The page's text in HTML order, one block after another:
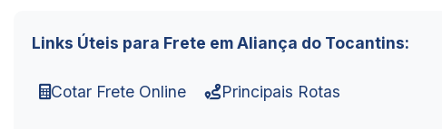
Links Úteis para Frete em Aliança do Tocantins:
Cotar Frete Online Principais Rotas